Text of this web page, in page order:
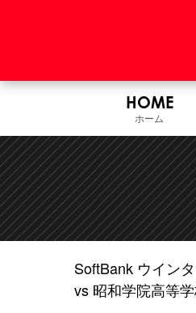
HOME
ホーム
SoftBank ウイン
vs 昭和学院高等